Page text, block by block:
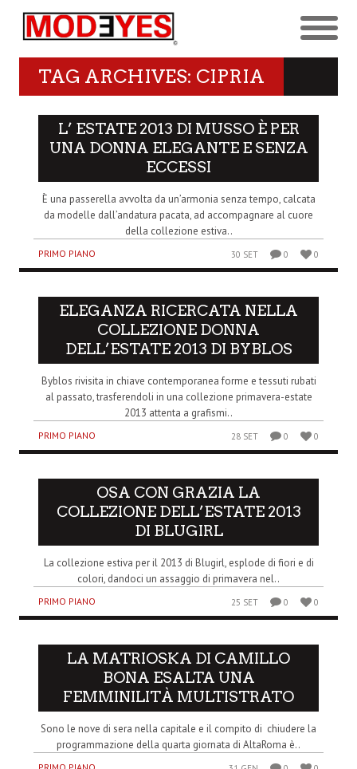
TAG ARCHIVES: CIPRIA
L’ ESTATE 2013 DI MUSSO È PER
UNA DONNA ELEGANTE E SENZA
ECCESSI
È una passerella avvolta da un’armonia senza tempo, calcata
da modelle dall’andatura pacata, ad accompagnare al cuore
della collezione estiva..
PRIMO PIANO 30 SET 0 0
ELEGANZA RICERCATA NELLA
COLLEZIONE DONNA
DELL’ESTATE 2013 DI BYBLOS
Byblos rivisita in chiave contemporanea forme e tessuti rubati
al passato, trasferendoli in una collezione primavera-estate
2013 attenta a grafismi..
PRIMO PIANO 28 SET 0 0
OSA CON GRAZIA LA
COLLEZIONE DELL’ESTATE 2013
DI BLUGIRL
La collezione estiva per il 2013 di Blugirl, esplode di fiori e di
colori, dandoci un assaggio di primavera nel..
PRIMO PIANO 25 SET 0 0
LA MATRIOSKA DI CAMILLO
BONA ESALTA UNA
FEMMINILITÀ MULTISTRATO
Sono le nove di sera nella capitale e il compito di chiudere la
programmazione della quarta giornata di AltaRoma è..